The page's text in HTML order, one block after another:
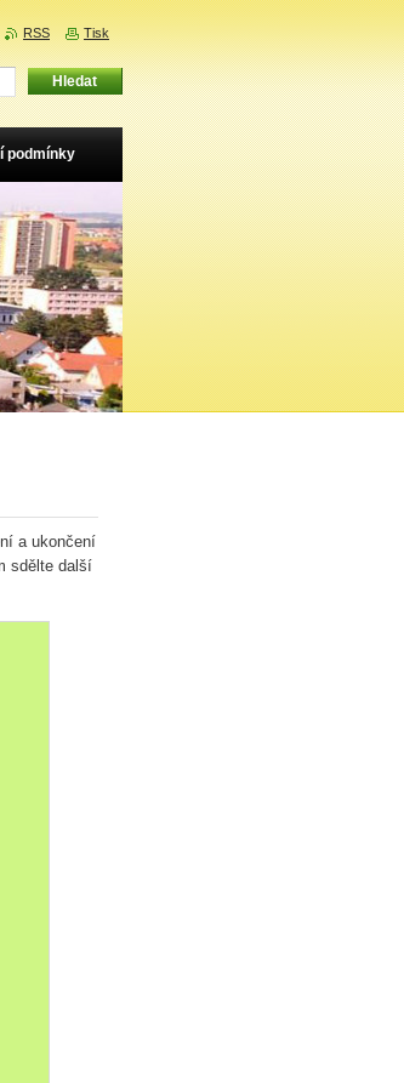
a ukončení
sdělte další
podmínky
RSS Tisk